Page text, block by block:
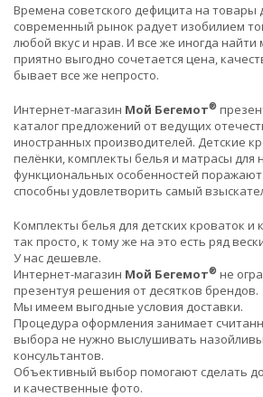
Времена советского дефицита на товары
современный рынок радует изобилием
любой вкус и нрав. И все же иногда найти
приятно выгодно сочетается цена,
бывает все же непросто.
Интернет-магазин Мой Бегемот®
каталог предложений от ведущих
иностранных производителей. Детские
пелёнки, комплекты белья и матрасы для
функциональных особенностей
способны удовлетворить самый
Комплекты белья для детских кроваток и
так просто, к тому же на это есть ряд
У нас дешевле.
Интернет-магазин Мой Бегемот® не
презентуя решения от десятков брендов.
Мы имеем выгодные условия доставки.
Процедура оформления занимает
выбора не нужно выслушивать
консультантов.
Объективный выбор помогают сделать
и качественные фото.